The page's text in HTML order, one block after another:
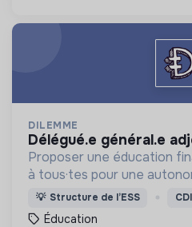
DILEMME
délégué.e général.e
Proposer une éducation
à tous·tes pour une
financiers, bancaires et
tabou autour de l'argent.
💡 Structure de l’ESS CDI
Éducation